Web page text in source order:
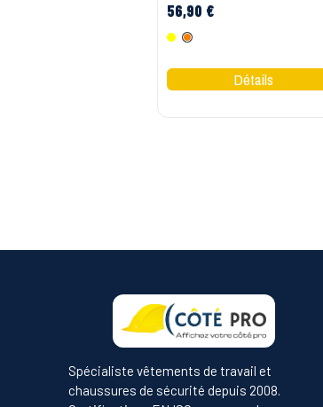
56,90 €
Jaune Fluo
Orange Fluo
Spécialiste vêtements de travail et
chaussures de sécurité depuis 2008.